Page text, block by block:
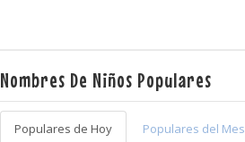
Nombres De Niños Populares
Populares de Hoy Populares del Mes